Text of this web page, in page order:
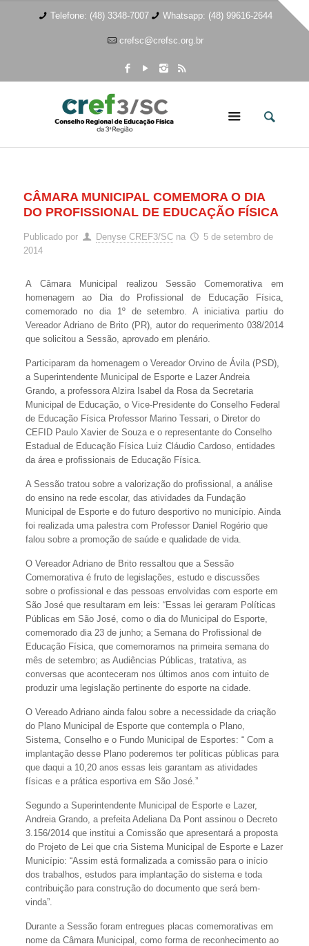
Telefone: (48) 3348-7007 Whatsapp: (48) 99616-2644
crefsc@crefsc.org.br
CÂMARA MUNICIPAL COMEMORA O DIA
DO PROFISSIONAL DE EDUCAÇÃO FÍSICA
Publicado por Denyse CREF3/SC na
5 de setembro de
2014
A Câmara Municipal realizou Sessão Comemorativa em
homenagem ao Dia do Profissional de Educação Física,
comemorado no dia 1º de setembro. A iniciativa partiu do
Vereador Adriano de Brito (PR), autor do requerimento 038/2014
que solicitou a Sessão, aprovado em plenário.
Participaram da homenagem o Vereador Orvino de Ávila (PSD),
a Superintendente Municipal de Esporte e Lazer Andreia
Grando, a professora Alzira Isabel da Rosa da Secretaria
Municipal de Educação, o Vice-Presidente do Conselho Federal
de Educação Física Professor Marino Tessari, o Diretor do
CEFID Paulo Xavier de Souza e o representante do Conselho
Estadual de Educação Física Luiz Cláudio Cardoso, entidades
da área e profissionais de Educação Física.
A Sessão tratou sobre a valorização do profissional, a análise
do ensino na rede escolar, das atividades da Fundação
Municipal de Esporte e do futuro desportivo no município. Ainda
foi realizada uma palestra com Professor Daniel Rogério que
falou sobre a promoção de saúde e qualidade de vida.
O Vereador Adriano de Brito ressaltou que a Sessão
Comemorativa é fruto de legislações, estudo e discussões
sobre o profissional e das pessoas envolvidas com esporte em
São José que resultaram em leis: “Essas lei geraram Políticas
Públicas em São José, como o dia do Municipal do Esporte,
comemorado dia 23 de junho; a Semana do Profissional de
Educação Física, que comemoramos na primeira semana do
mês de setembro; as Audiências Públicas, tratativa, as
conversas que aconteceram nos últimos anos com intuito de
produzir uma legislação pertinente do esporte na cidade.
O Vereado Adriano ainda falou sobre a necessidade da criação
do Plano Municipal de Esporte que contempla o Plano,
Sistema, Conselho e o Fundo Municipal de Esportes: “ Com a
implantação desse Plano poderemos ter políticas públicas para
que daqui a 10,20 anos essas leis garantam as atividades
físicas e a prática esportiva em São José.”
Segundo a Superintendente Municipal de Esporte e Lazer,
Andreia Grando, a prefeita Adeliana Da Pont assinou o Decreto
3.156/2014 que institui a Comissão que apresentará a proposta
do Projeto de Lei que cria Sistema Municipal de Esporte e Lazer
Município: “Assim está formalizada a comissão para o início
dos trabalhos, estudos para implantação do sistema e toda
contribuição para construção do documento que será bem-
vinda”.
Durante a Sessão foram entregues placas comemorativas em
nome da Câmara Municipal, como forma de reconhecimento ao